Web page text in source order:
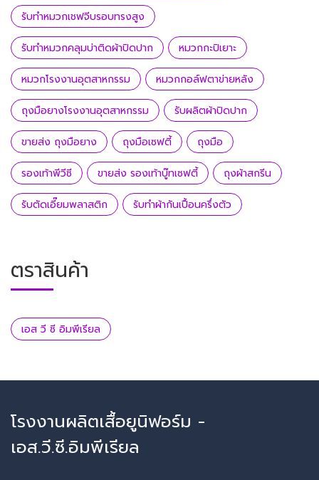
รับทำหมวกเชฟจีบรอบทรงสูง
รับทำหมวกคลุมบ่าติดผ้าปิดปาก หมวกกะปิเยาะ
หมวกโรงงานอุตสาหกรรม หมวกกอล์ฟตาข่ายหลัง
ถุงมือยางโรงงานอุตสาหกรรม รับผลิตผ้าปิดปาก
ขายส่ง ถุงมือยาง ถุงมือเซฟตี้ ถุงมือ
รองเท้าพีวีซี ขายส่ง รองเท้าบู๊ทเซฟตี้ ถุงผ้าสกรีน
รับตัดเอี๊ยมพลาสติก รับทำผ้ากันเปื้อนครึ่งตัว
ตราสินค้า
เอส วี ซี อิมพีเรียล
โรงงานผลิตเสื้อยูนิฟอร์ม -
เอส.วี.ซี.อิมพีเรียล